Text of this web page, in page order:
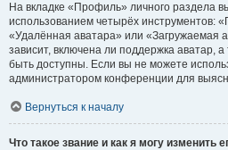
На вкладке «Профиль» личного раздела
использованием четырёх инструментов:
«Удалённая аватара» или «Загружаемая
зависит, включена ли поддержка аватар,
быть доступны. Если вы не можете
администратором конференции для
Вернуться к началу
Что такое звание и как я могу изменить